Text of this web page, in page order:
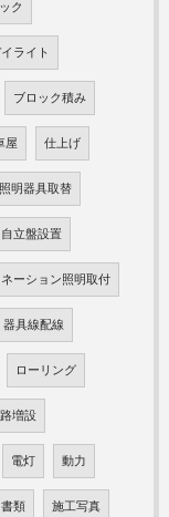
ク
ライト
ブロック積み
屋 仕上げ
照明器具取替
自立盤設置
ーション照明取付
器具線配線
ローリング
増設
電灯 動力
書類 施工写真